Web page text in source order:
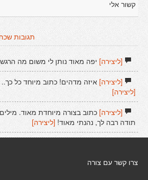
קשור אלי
תגובות
[ליצירה]יפה מאוד נותן לי משום מה
[ליצירה]איזה מדהים! כתוב מיוחד כל כך..
[ליצירה]
[ליצירה]כתוב בצורה מיוחדת מאוד.
תודה רבה לך, נהנתי מאוד! [ליצירה]
צרו קשר עם צורה